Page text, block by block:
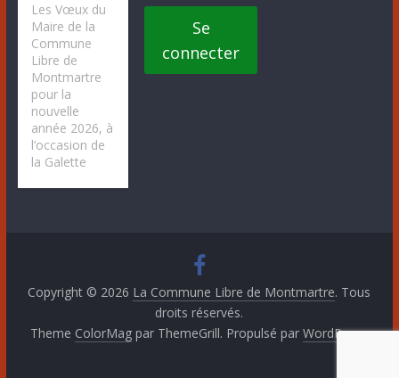
Les Vœux du
Maire de la
Commune
Libre de
Montmartre
pour la
nouvelle
année 2026, à
l’occasion de
la Galette
Se
connecter
Copyright © 2026 La Commune Libre de Montmartre. Tous
droits réservés.
Theme ColorMagpar ThemeGrill. Propulsé par WordPress.